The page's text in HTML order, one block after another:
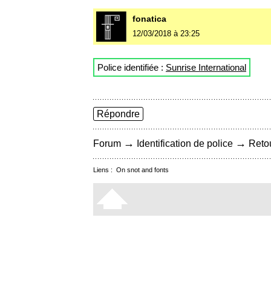
fonatica
12/03/2018 à 23:25
Police identifiée : Sunrise International
Répondre
Forum → Identification de police →
Liens : On snot and fonts